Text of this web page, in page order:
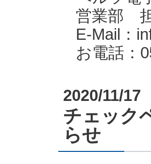
営業部
E-Mail：
お電話：
2020/11/17
チェック
らせ